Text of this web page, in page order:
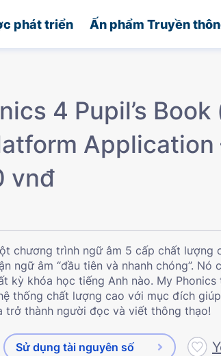
phát triển Ấn phẩm Truyền
4 Pupil’s
Application
vnđ
chương trình ngữ âm 5 cấp chất lượng
ngữ âm “đầu tiên và nhanh chóng”.
kỳ khóa học tiếng Anh nào. My
thống chất lượng cao với mục đích
trở thành người đọc và viết thông thạo!
Sử dụng tài nguyên số